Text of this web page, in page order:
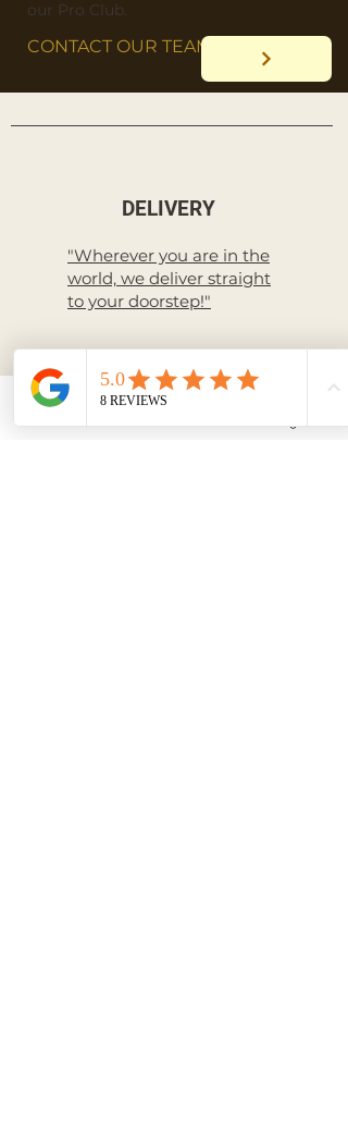
our Pro Club.
CONTACT OUR TEAM
DELIVERY
"Wherever you are in the
world, we deliver straight
to your doorstep!"
Livraison à l'International
RETURN